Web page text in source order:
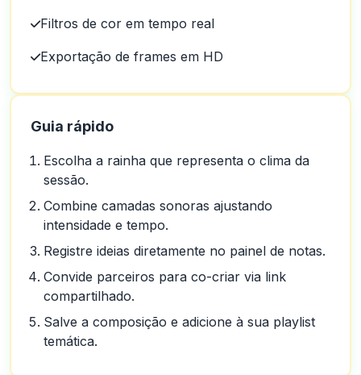
Filtros de cor em tempo real
Exportação de frames em HD
Guia rápido
Escolha a rainha que representa o clima da
sessão.
Combine camadas sonoras ajustando
intensidade e tempo.
Registre ideias diretamente no painel de notas.
Convide parceiros para co-criar via link
compartilhado.
Salve a composição e adicione à sua playlist
temática.